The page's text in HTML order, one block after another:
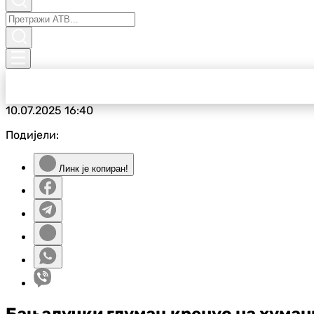
10.07.202516:40
Подијели:
Линк је копиран!